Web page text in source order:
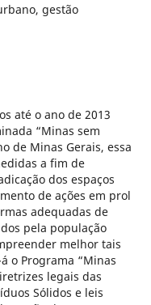
gestão
até o ano de 2013
“Minas sem
de Minas Gerais, essa
a fim de
dos espaços
de ações em prol
adequadas de
pela população
melhor tais
o Programa “Minas
legais das
Sólidos e leis